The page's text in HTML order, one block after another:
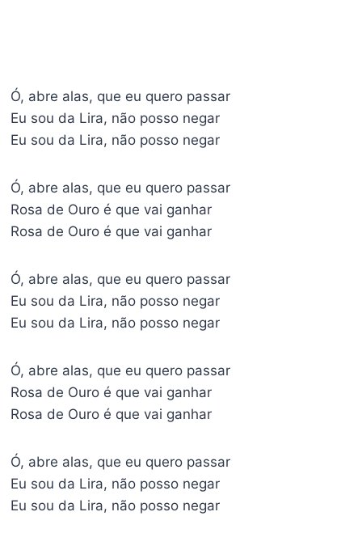
Ó, abre alas, que eu quero passar
Eu sou da Lira, não posso negar
Eu sou da Lira, não posso negar
Ó, abre alas, que eu quero passar
Rosa de Ouro é que vai ganhar
Rosa de Ouro é que vai ganhar
Ó, abre alas, que eu quero passar
Eu sou da Lira, não posso negar
Eu sou da Lira, não posso negar
Ó, abre alas, que eu quero passar
Rosa de Ouro é que vai ganhar
Rosa de Ouro é que vai ganhar
Ó, abre alas, que eu quero passar
Eu sou da Lira, não posso negar
Eu sou da Lira, não posso negar